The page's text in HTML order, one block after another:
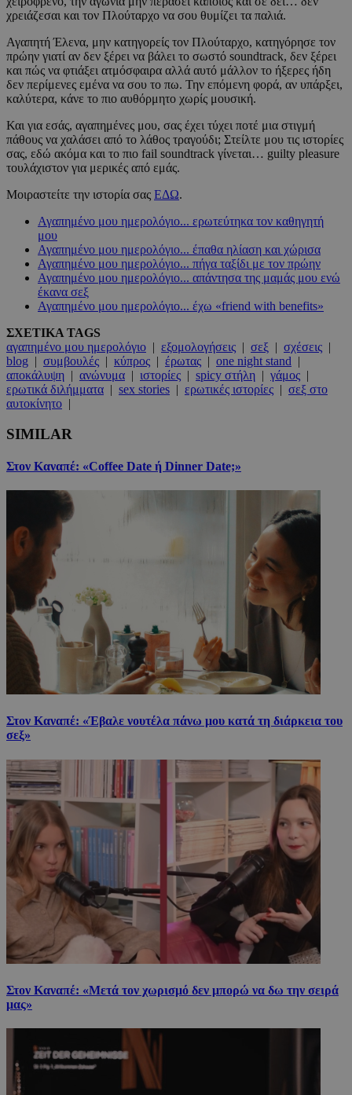
χρειάζεσαι και τον Πλούταρχο να σου θυμίζει τα παλιά.
Αγαπητή Έλενα, μην κατηγορείς τον Πλούταρχο, κατηγόρησε τον
πρώην γιατί αν δεν ξέρει να βάλει το σωστό soundtrack, δεν ξέρει
και πώς να φτιάξει ατμόσφαιρα αλλά αυτό μάλλον το ήξερες ήδη
δεν περίμενες εμένα να σου το πω. Την επόμενη φορά, αν υπάρξει,
καλύτερα, κάνε το πιο αυθόρμητο χωρίς μουσική.
Και για εσάς, αγαπημένες μου, σας έχει τύχει ποτέ μια στιγμή
πάθους να χαλάσει από το λάθος τραγούδι; Στείλτε μου τις ιστορίες
σας, εδώ ακόμα και το πιο fail soundtrack γίνεται… guilty pleasure
τουλάχιστον για μερικές από εμάς.
Μοιραστείτε την ιστορία σας ΕΔΩ.
Αγαπημένο μου ημερολόγιο... ερωτεύτηκα τον καθηγητή
μου
Αγαπημένο μου ημερολόγιο... έπαθα ηλίαση και χώρισα
Αγαπημένο μου ημερολόγιο... πήγα ταξίδι με τον πρώην
Αγαπημένο μου ημερολόγιο... απάντησα της μαμάς μου ενώ
έκανα σεξ
Αγαπημένο μου ημερολόγιο... έχω «friend with benefits»
ΣΧΕΤΙΚΑ TAGS
αγαπημένο μου ημερολόγιο | εξομολογήσεις | σεξ | σχέσεις |
blog | συμβουλές | κύπρος | έρωτας | one night stand |
αποκάλυψη | ανώνυμα | ιστορίες | spicy στήλη | γάμος |
ερωτικά διλήμματα | sex stories | ερωτικές ιστορίες | σεξ στο
αυτοκίνητο |
SIMILAR
Στον Καναπέ: «Coffee Date ή Dinner Date;»
Στον Καναπέ: «Έβαλε νουτέλα πάνω μου κατά τη διάρκεια του
σεξ»
Στον Καναπέ: «Μετά τον χωρισμό δεν μπορώ να δω την σειρά
μας»